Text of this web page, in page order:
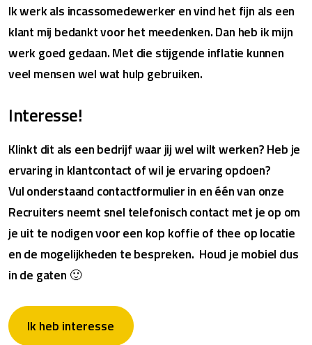
Ik werk als incassomedewerker en vind het fijn als een
klant mij bedankt voor het meedenken. Dan heb ik mijn
werk goed gedaan. Met die stijgende inflatie kunnen
veel mensen wel wat hulp gebruiken.
Interesse!
Klinkt dit als een bedrijf waar jij wel wilt werken? Heb je
ervaring in klantcontact of wil je ervaring opdoen?
Vul onderstaand contactformulier in en één van onze
Recruiters neemt snel telefonisch contact met je op om
je uit te nodigen voor een kop koffie of thee op locatie
en de mogelijkheden te bespreken. Houd je mobiel dus
in de gaten 🙂
Ik heb interesse